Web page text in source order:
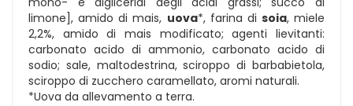
limone], amido di mais, uova*, farina di soia, miele
2,2%, amido di mais modificato; agenti lievitanti:
carbonato acido di ammonio, carbonato acido di
sodio; sale, maltodestrina, sciroppo di barbabietola,
sciroppo di zucchero caramellato, aromi naturali.
*Uova da allevamento a terra.